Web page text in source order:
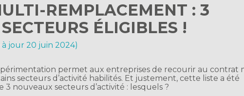
REMPLACEMENT : 3
ÉLIGIBLES !
à jour 20 juin 2024)
permet aux entreprises de recourir au contrat
secteurs d’activité habilités. Et justement, cette liste a été
nouveaux secteurs d’activité : lesquels ?